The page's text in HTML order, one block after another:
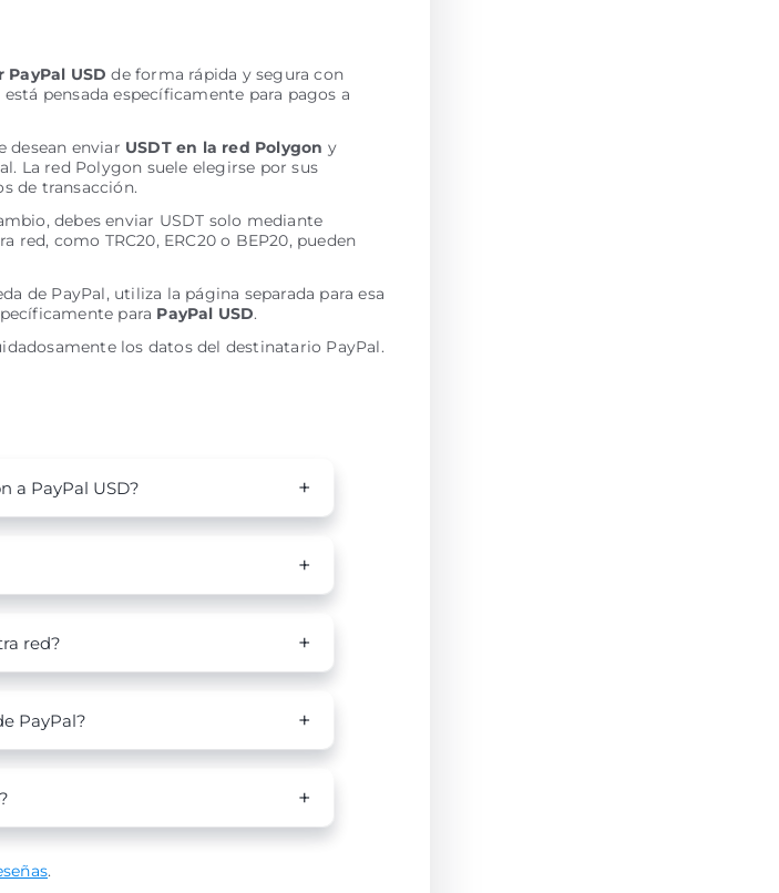
PayPal USD de forma rápida y segura con
pensada específicamente para pagos a
desean enviar USDT en la red Polygon y
La red Polygon suele elegirse por sus
de transacción.
debes enviar USDT solo mediante
red, como TRC20, ERC20 o BEP20, pueden
de PayPal, utiliza la página separada para esa
para PayPal USD.
los datos del destinatario PayPal.
a PayPal USD?
red?
PayPal?
.